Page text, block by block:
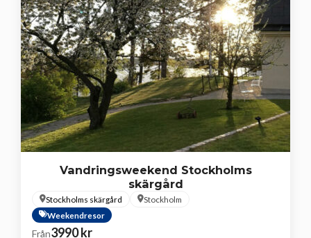
Vandringsweekend Stockholms
skärgård
Stockholms skärgård
Stockholm
Weekendresor
Från3990kr